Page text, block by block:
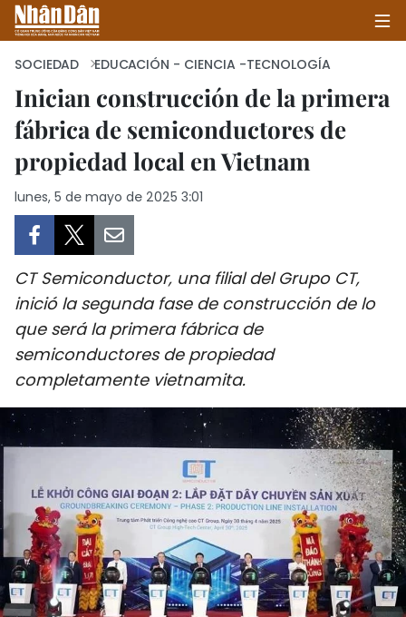
INICIO
POLÍTICA
SALUD - MEDIO AMBIENTE
CULTURA - ENTRETENIMIENTO
INTERNACIONAL
DEPORTES
VIAJES
PUENTE DE AMISTAD
HISTORIAS MULTIMEDIA
FOTOGRAFÍA
SOCIEDAD EDUCACIÓN - CIENCIA -TECNOLOGÍA
Inician construcción de la primera
fábrica de semiconductores de
propiedad local en Vietnam
lunes, 5 de mayo de 2025 3:01
CT Semiconductor, una filial del Grupo CT,
inició la segunda fase de construcción de lo
que será la primera fábrica de
semiconductores de propiedad
completamente vietnamita.